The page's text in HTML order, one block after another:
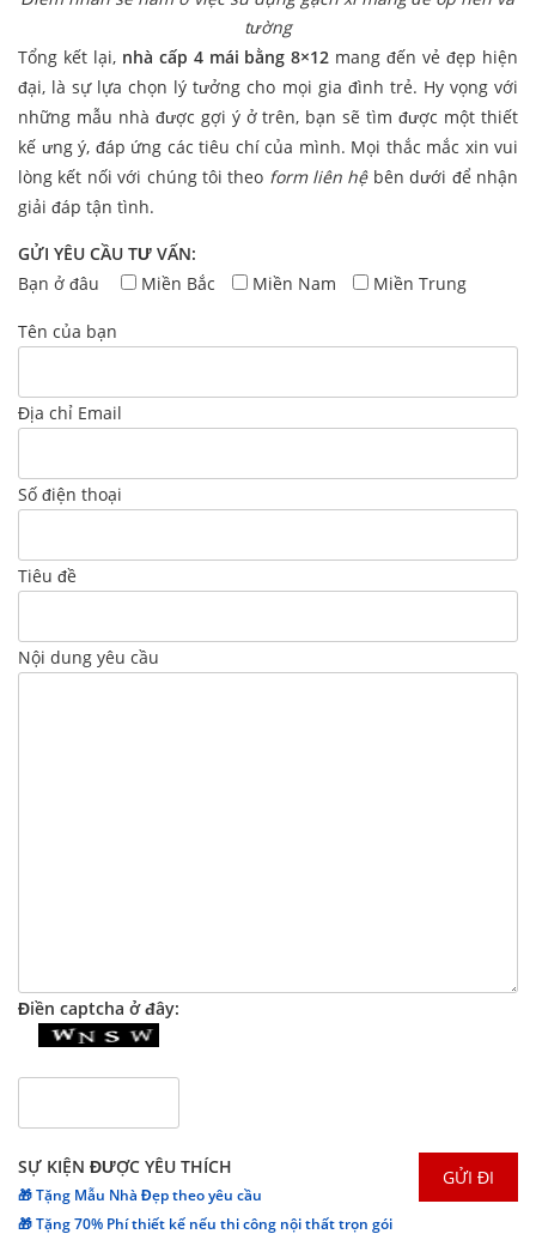
tường
Tổng kết lại, nhà cấp 4 mái bằng 8×12 mang đến vẻ đẹp hiện
đại, là sự lựa chọn lý tưởng cho mọi gia đình trẻ. Hy vọng với
những mẫu nhà được gợi ý ở trên, bạn sẽ tìm được một thiết
kế ưng ý, đáp ứng các tiêu chí của mình. Mọi thắc mắc xin vui
lòng kết nối với chúng tôi theo form liên hệbên dưới để nhận
giải đáp tận tình.
GỬI YÊU CẦU TƯ VẤN:
Bạn ở đâu
Miền Bắc Miền Nam Miền Trung
Tên của bạn
Địa chỉ Email
Số điện thoại
Tiêu đề
Nội dung yêu cầu
Điền captcha ở đây:
SỰ KIỆN ĐƯỢC YÊU THÍCH
🎁 Tặng Mẫu Nhà Đẹp theo yêu cầu
🎁 Tặng 70% Phí thiết kế nếu thi công nội thất trọn gói